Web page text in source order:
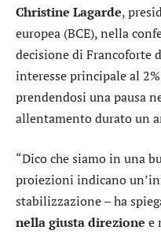
Christine Lagarde,
europea (BCE), nella
decisione di Francoforte
interesse principale al
prendendosi una pausa
allentamento durato un
“Dico che siamo in una
proiezioni indicano
stabilizzazione – ha
nella giusta direzione e